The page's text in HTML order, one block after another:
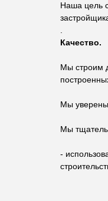
Наша цель
Качество.
Мы строим
Мы
Мы
-